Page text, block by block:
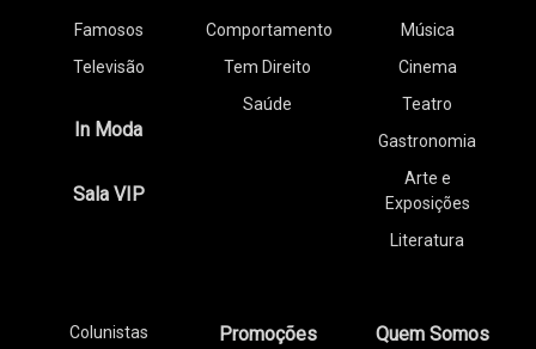
Famosos
Televisão
In Moda
Sala VIP
Comportamento
Tem Direito
Saúde
Música
Cinema
Teatro
Gastronomia
Arte e
Exposições
Literatura
Colunistas Promoções Quem Somos